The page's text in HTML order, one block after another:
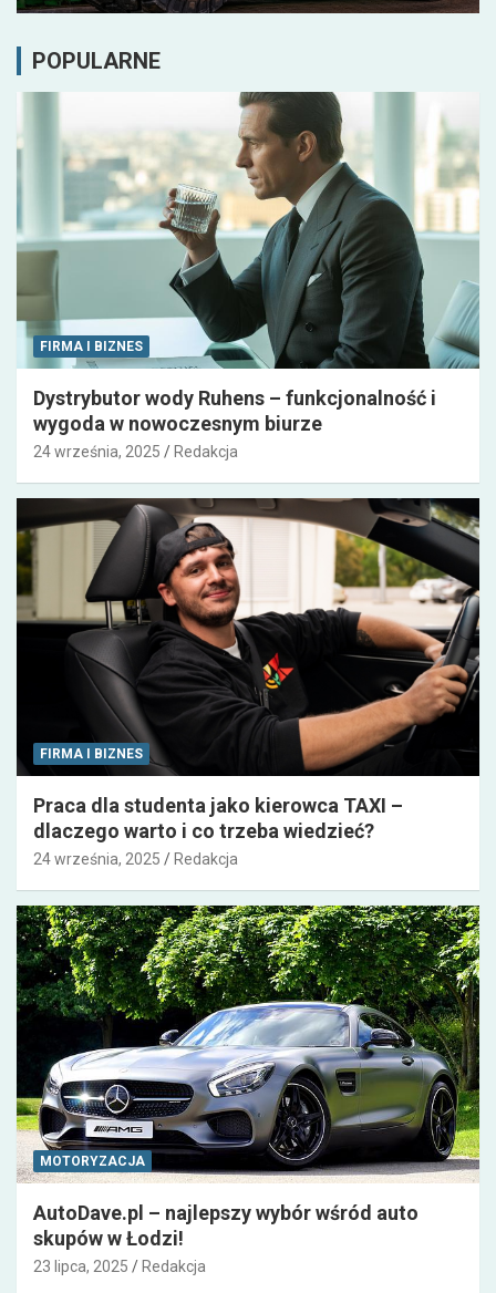
POPULARNE
FIRMA I BIZNES
Dystrybutor wody Ruhens – funkcjonalność i
wygoda w nowoczesnym biurze
24 września, 2025 Redakcja
FIRMA I BIZNES
Praca dla studenta jako kierowca TAXI –
dlaczego warto i co trzeba wiedzieć?
24 września, 2025 Redakcja
MOTORYZACJA
AutoDave.pl – najlepszy wybór wśród auto
skupów w Łodzi!
23 lipca, 2025 Redakcja